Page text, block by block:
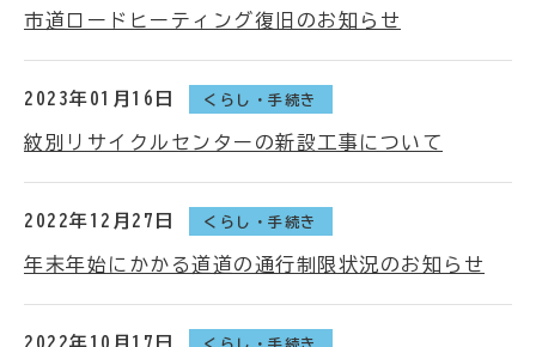
市道ロードヒーティング復旧のお知らせ
2023年01月16日 くらし・手続き
紋別リサイクルセンターの新設工事について
2022年12月27日 くらし・手続き
年末年始にかかる道道の通行制限状況のお知らせ
2022年10月17日 くらし・手続き